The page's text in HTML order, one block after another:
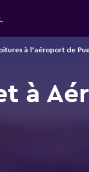
à l'aéroport de
à